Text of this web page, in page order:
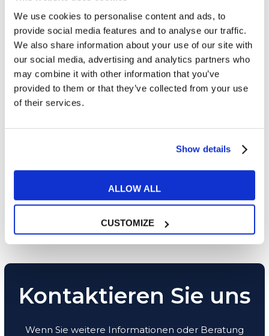
We use cookies to personalise content and ads, to
provide social media features and to analyse our traffic.
We also share information about your use of our site with
our social media, advertising and analytics partners who
may combine it with other information that you’ve
provided to them or that they’ve collected from your use
of their services.
Show details
ALLOW ALL
CUSTOMIZE
MUTTERSPRACHLICHE
LEHRER
Unsere Lehrer sind Muttersprachlerund
zertifizierte Native-Level-Experten mit
Erfahrung
Open Spaces mit bequemen Sofas und
FLEXIBLE KURSE
Die MyES-Kurse sind personalisiert und
ermöglichen es dir, Englisch mit großer
Flexibilität zu lernen!
Kontaktieren Sie uns
Wenn Sie weitere Informationen oder Beratung